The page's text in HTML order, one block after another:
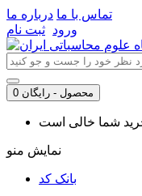
تماس با ما درباره ما
ورود ثبت نام
0 محصول - رایگان
نمایش منو
بانک کد